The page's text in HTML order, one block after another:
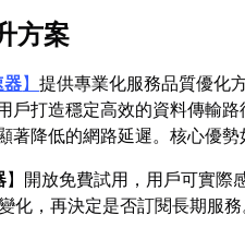
方案
器】提供專業化服務品質優化
戶打造穩定高效的資料傳輸
著降低的網路延遲。核心優勢
】開放免費試用，用戶可實際
化，再決定是否訂閱長期服務